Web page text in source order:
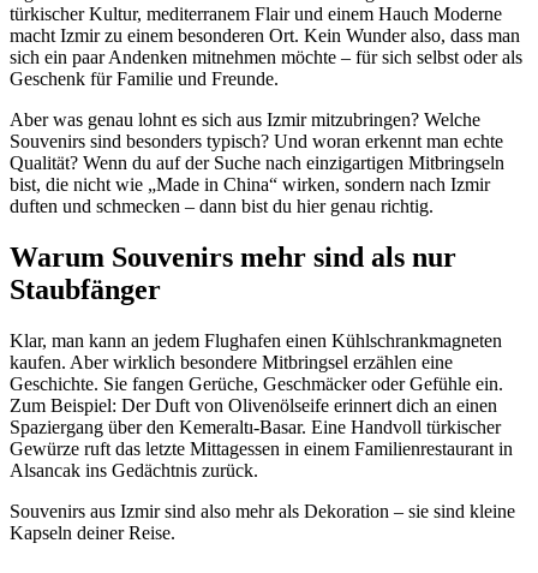
türkischer Kultur, mediterranem Flair und einem Hauch Moderne
macht Izmir zu einem besonderen Ort. Kein Wunder also, dass man
sich ein paar Andenken mitnehmen möchte – für sich selbst oder als
Geschenk für Familie und Freunde.
Aber was genau lohnt es sich aus Izmir mitzubringen? Welche
Souvenirs sind besonders typisch? Und woran erkennt man echte
Qualität? Wenn du auf der Suche nach einzigartigen Mitbringseln
bist, die nicht wie „Made in China“ wirken, sondern nach Izmir
duften und schmecken – dann bist du hier genau richtig.
Warum Souvenirs mehr sind als nur
Staubfänger
Klar, man kann an jedem Flughafen einen Kühlschrankmagneten
kaufen. Aber wirklich besondere Mitbringsel erzählen eine
Geschichte. Sie fangen Gerüche, Geschmäcker oder Gefühle ein.
Zum Beispiel: Der Duft von Olivenölseife erinnert dich an einen
Spaziergang über den Kemeraltı-Basar. Eine Handvoll türkischer
Gewürze ruft das letzte Mittagessen in einem Familienrestaurant in
Alsancak ins Gedächtnis zurück.
Souvenirs aus Izmir sind also mehr als Dekoration – sie sind kleine
Kapseln deiner Reise.